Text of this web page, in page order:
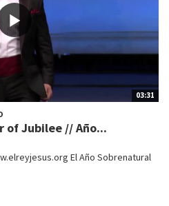
03:31
of Jubilee // Año...
El Año Sobrenatural